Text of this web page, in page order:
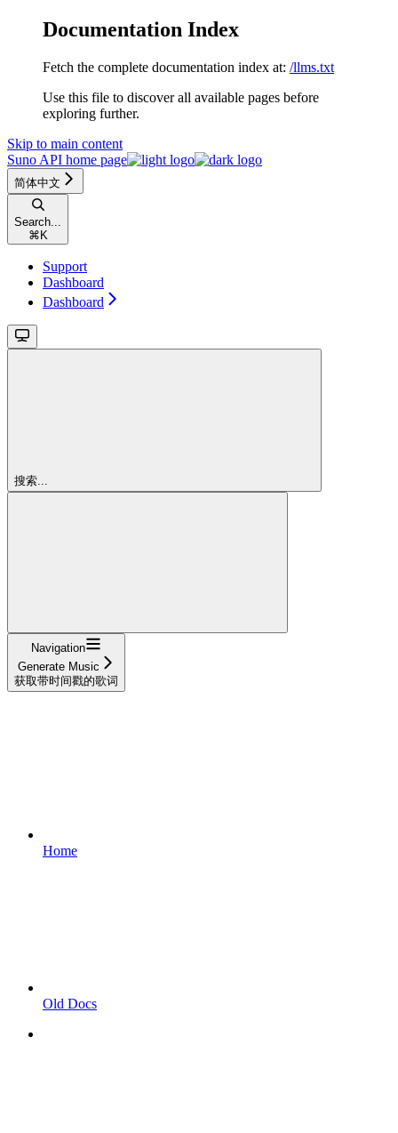
Documentation Index
Fetch the complete documentation index at: /llms.txt
Use this file to discover all available pages before
exploring further.
Skip to main content
Suno API home page
简体中文
Search...
⌘ K
Support
Dashboard
Dashboard
搜索...
Navigation
Generate Music
获取带时间戳的歌词
Home
Old Docs